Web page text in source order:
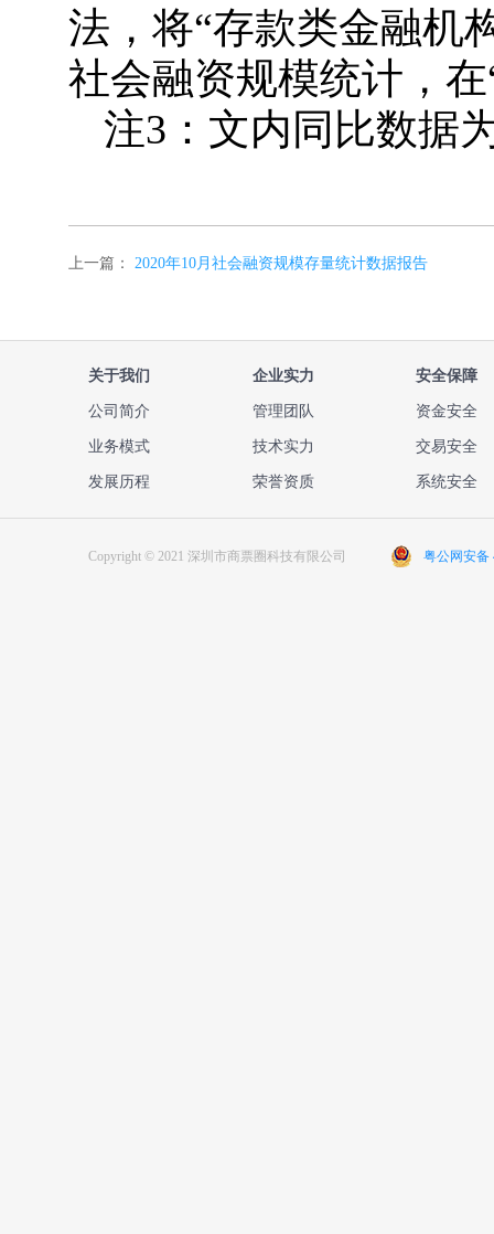
法，将“存款类金融机
社会融资规模统计，
注3：文内同比数据
上一篇： 2020年10月社会融资规模存量统计数据报告
关于我们
公司简介
业务模式
发展历程
企业实力
管理团队
技术实力
荣誉资质
安全保障
资金安全
交易安全
系统安全
Copyright © 2021 深圳市商票圈科技有限公司 粤公网安备